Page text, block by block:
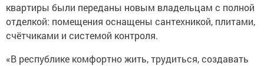
квартиры были переданы новым владельцам с полной
отделкой: помещения оснащены сантехникой, плитами,
счётчиками и системой контроля.
«В республике комфортно жить, трудиться, создавать